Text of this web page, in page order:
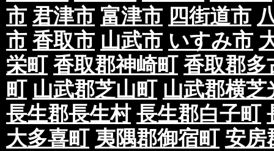
市 君津市 富津市 四街道市
市 香取市 山武市 いすみ市
栄町 香取郡神崎町 香取郡多
町 山武郡芝山町 山武郡横芝
長生郡長生村 長生郡白子町
大多喜町 夷隅郡御宿町 安房